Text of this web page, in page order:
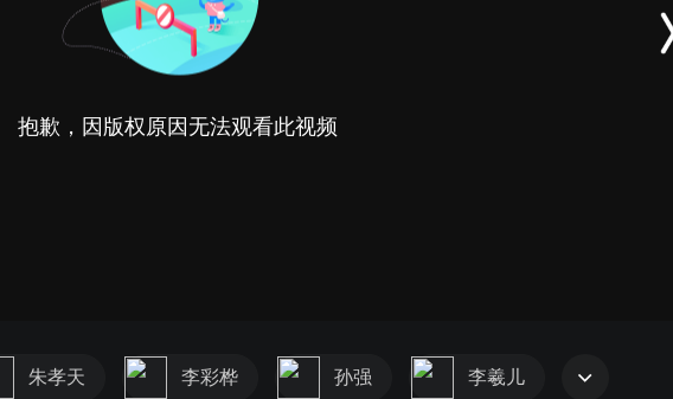
抱歉，因版权原因无法观看此视频
朱孝天 李彩桦 孙强 李羲儿